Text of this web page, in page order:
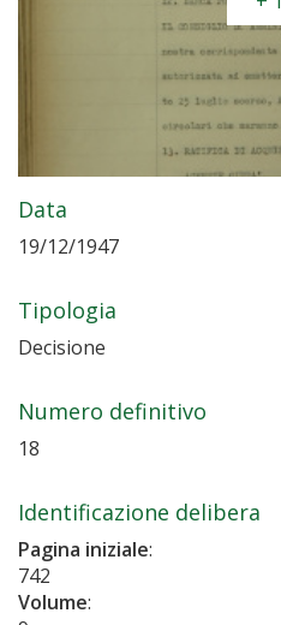
Data
19/12/1947
Tipologia
Decisione
Numero definitivo
18
Identificazione delibera
Pagina iniziale:
742
Volume: